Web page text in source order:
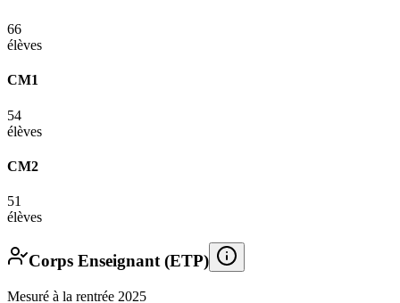
66
élèves
CM1
54
élèves
CM2
51
élèves
Corps Enseignant (ETP)
Mesuré à la rentrée 2025